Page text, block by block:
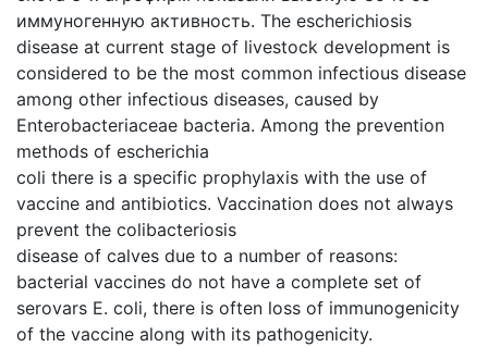
иммуногенную активность. The escherichiosis
disease at current stage of livestock development is
considered to be the most common infectious disease
among other infectious diseases, caused by
Enterobacteriaceae bacteria. Among the prevention
methods of escherichia
coli there is a specific prophylaxis with the use of
vaccine and antibiotics. Vaccination does not always
prevent the colibacteriosis
disease of calves due to a number of reasons:
bacterial vaccines do not have a complete set of
serovars E. coli, there is often loss of immunogenicity
of the vaccine along with its pathogenicity.